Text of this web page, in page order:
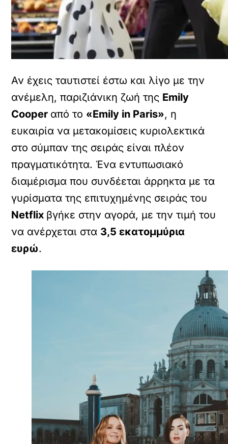
Αν έχεις ταυτιστεί έστω και λίγο με την
ανέμελη, παριζιάνικη ζωή της Emily
Cooper από το «Emily in Paris», η
ευκαιρία να μετακομίσεις κυριολεκτικά
στο σύμπαν της σειράς είναι πλέον
πραγματικότητα. Ένα εντυπωσιακό
διαμέρισμα που συνδέεται άρρηκτα με τα
γυρίσματα της επιτυχημένης σειράς του
Netflix βγήκε στην αγορά, με την τιμή του
να ανέρχεται στα 3,5 εκατομμύρια
ευρώ.